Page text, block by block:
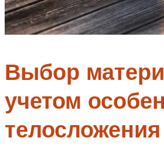
Выбор
учетом
телосложения